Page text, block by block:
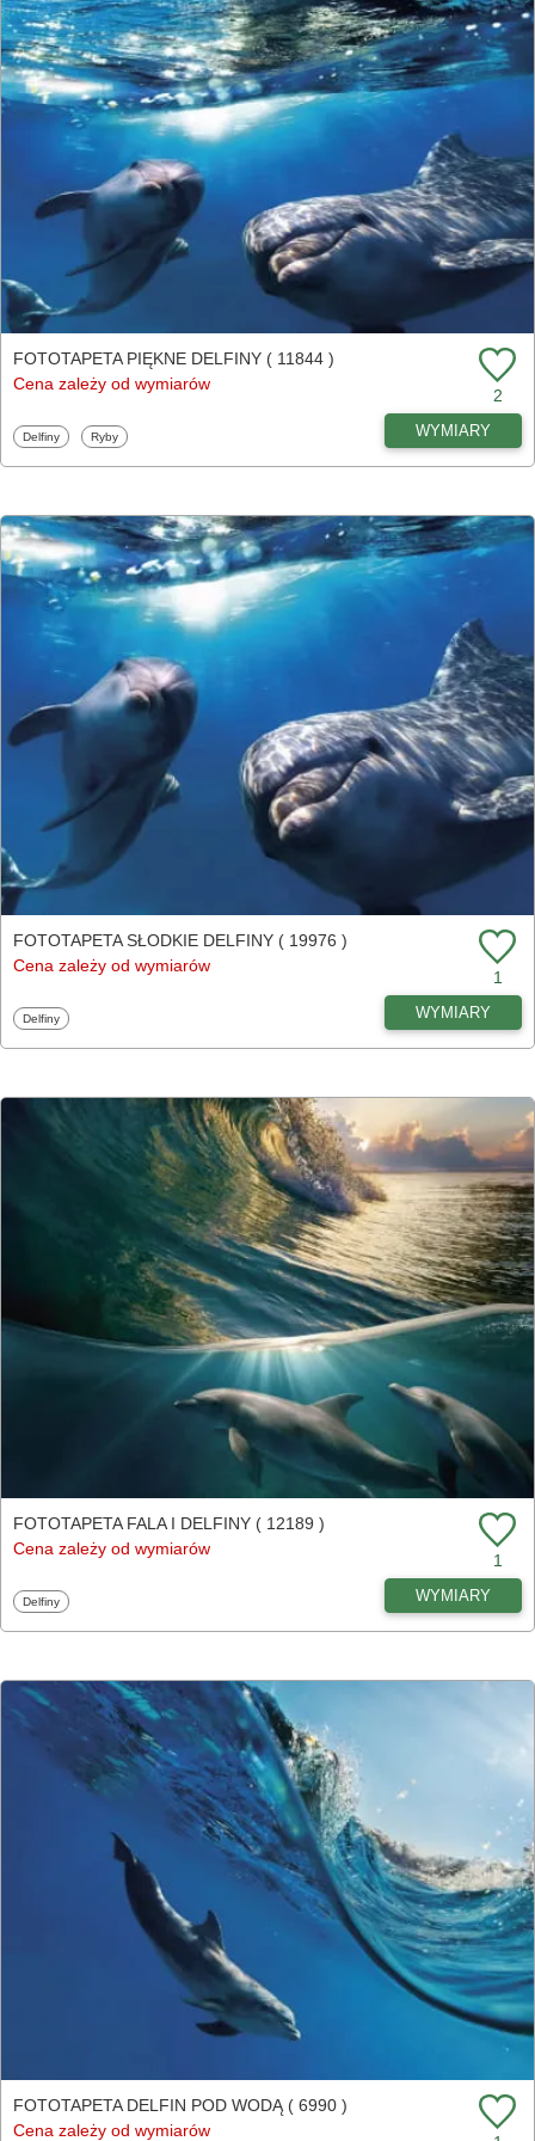
FOTOTAPETA PIĘKNE DELFINY ( 11844 )
Cena zależy od wymiarów
2
Fototapety
Delfiny Fototapety
Ryby WYMIARY
FOTOTAPETA SŁODKIE DELFINY ( 19976 )
Cena zależy od wymiarów
1
Fototapety
Delfiny WYMIARY
FOTOTAPETA FALA I DELFINY ( 12189 )
Cena zależy od wymiarów
1
Fototapety
Delfiny WYMIARY
FOTOTAPETA DELFIN POD WODĄ ( 6990 )
Cena zależy od wymiarów